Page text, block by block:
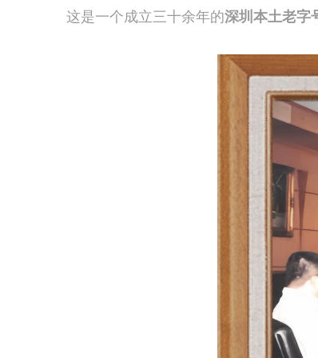
这是一个成立三十余年的深圳本土老字